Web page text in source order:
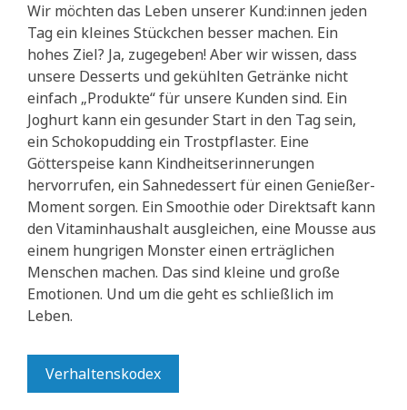
Wir möchten das Leben unserer Kund:innen jeden
Tag ein kleines Stückchen besser machen. Ein
hohes Ziel? Ja, zugegeben! Aber wir wissen, dass
unsere Desserts und gekühlten Getränke nicht
einfach „Produkte“ für unsere Kunden sind. Ein
Joghurt kann ein gesunder Start in den Tag sein,
ein Schokopudding ein Trostpflaster. Eine
Götterspeise kann Kindheitserinnerungen
hervorrufen, ein Sahnedessert für einen Genießer-
Moment sorgen. Ein Smoothie oder Direktsaft kann
den Vitaminhaushalt ausgleichen, eine Mousse aus
einem hungrigen Monster einen erträglichen
Menschen machen. Das sind kleine und große
Emotionen. Und um die geht es schließlich im
Leben.
Verhaltenskodex